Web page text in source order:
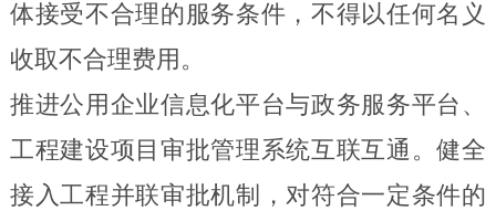
体接受不合理的服务条件，不得以任何名义
收取不合理费用。
推进公用企业信息化平台与政务服务平台、
工程建设项目审批管理系统互联互通。健全
接入工程并联审批机制，对符合一定条件的